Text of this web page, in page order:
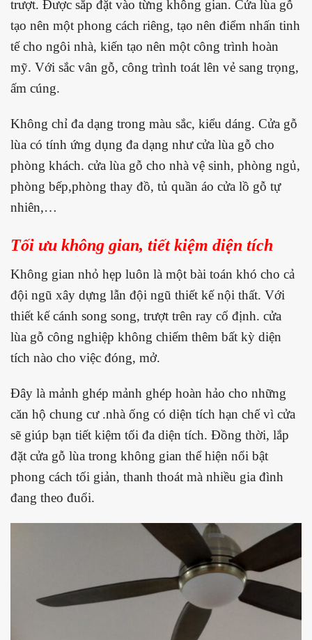
trượt. Được sắp đặt vào từng không gian. Cửa lùa gỗ
tạo nên một phong cách riêng, tạo nên điểm nhấn tinh
tế cho ngôi nhà, kiến tạo nên một công trình hoàn
mỹ. Với sắc vân gỗ, công trình toát lên vẻ sang trọng,
ấm cúng.
Không chỉ đa dạng trong màu sắc, kiểu dáng. Cửa gỗ
lùa có tính ứng dụng đa dạng như cửa lùa gỗ cho
phòng khách. cửa lùa gỗ cho nhà vệ sinh, phòng ngủ,
phòng bếp,phòng thay đồ, tủ quần áo cửa lồ gỗ tự
nhiên,…
Tối ưu không gian, tiết kiệm diện tích
Không gian nhỏ hẹp luôn là một bài toán khó cho cả
đội ngũ xây dựng lẫn đội ngũ thiết kế nội thất. Với
thiết kế cánh song song, trượt trên ray cố định. cửa
lùa gỗ công nghiệp không chiếm thêm bất kỳ diện
tích nào cho việc đóng, mở.
Đây là mảnh ghép mảnh ghép hoàn hảo cho những
căn hộ chung cư .nhà ống có diện tích hạn chế vì cửa
sẽ giúp bạn tiết kiệm tối đa diện tích. Đồng thời, lắp
đặt cửa gỗ lùa trong không gian thể hiện nổi bật
phong cách tối giản, thanh thoát mà nhiều gia đình
đang theo đuổi.